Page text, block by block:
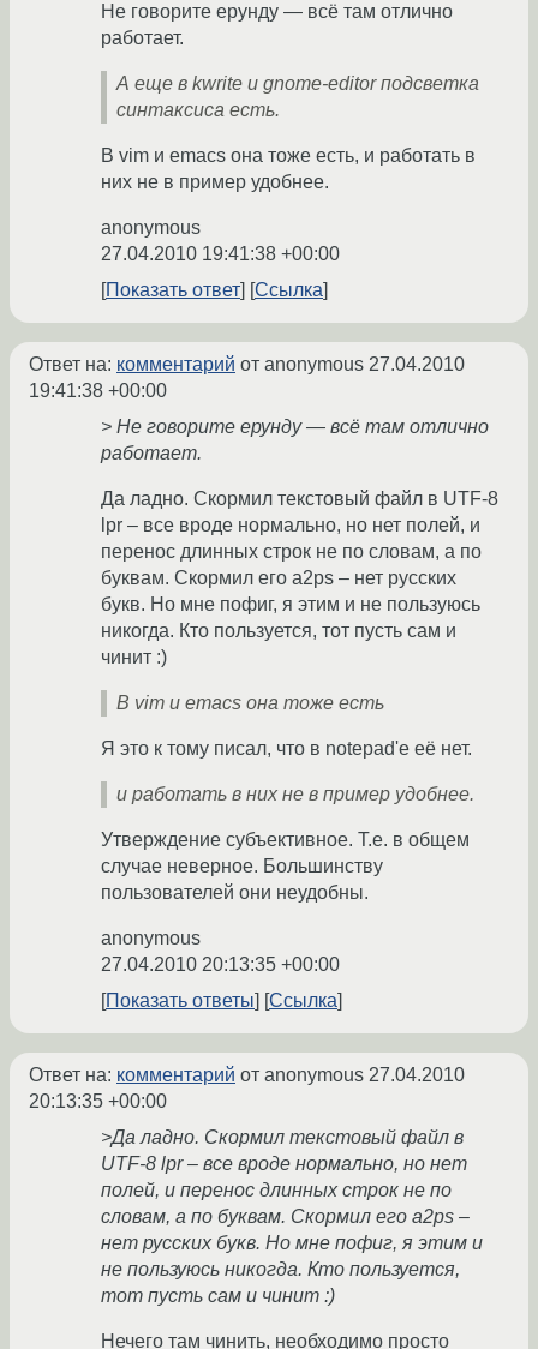
Не говорите ерунду — всё там отлично
работает.
А еще в kwrite и gnome-editor подсветка
синтаксиса есть.
В vim и emacs она тоже есть, и работать в
них не в пример удобнее.
anonymous
27.04.2010 19:41:38 +00:00
Показать ответ
Ссылка
Ответ на: комментарий от anonymous 27.04.2010
19:41:38 +00:00
> Не говорите ерунду — всё там отлично
работает.
Да ладно. Скормил текстовый файл в UTF-8
lpr – все вроде нормально, но нет полей, и
перенос длинных строк не по словам, а по
буквам. Скормил его a2ps – нет русских
букв. Но мне пофиг, я этим и не пользуюсь
никогда. Кто пользуется, тот пусть сам и
чинит :)
В vim и emacs она тоже есть
Я это к тому писал, что в notepad'е её нет.
и работать в них не в пример удобнее.
Утверждение субъективное. Т.е. в общем
случае неверное. Большинству
пользователей они неудобны.
anonymous
27.04.2010 20:13:35 +00:00
Показать ответы
Ссылка
Ответ на: комментарий от anonymous 27.04.2010
20:13:35 +00:00
>Да ладно. Скормил текстовый файл в
UTF-8 lpr – все вроде нормально, но нет
полей, и перенос длинных строк не по
словам, а по буквам. Скормил его a2ps –
нет русских букв. Но мне пофиг, я этим и
не пользуюсь никогда. Кто пользуется,
тот пусть сам и чинит :)
Нечего там чинить, необходимо просто